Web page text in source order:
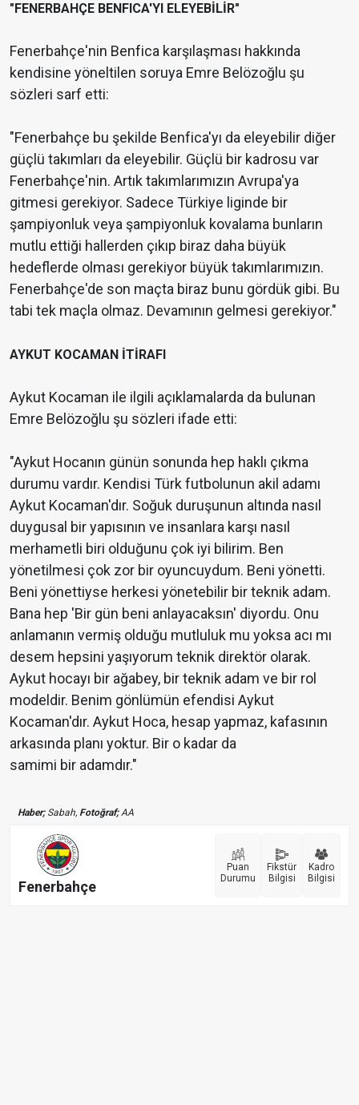
"FENERBAHÇE BENFICA'YI ELEYEBİLİR"
Fenerbahçe'nin Benfica karşılaşması hakkında
kendisine yöneltilen soruya Emre Belözoğlu şu
sözleri sarf etti:
"Fenerbahçe bu şekilde Benfica'yı da eleyebilir diğer
güçlü takımları da eleyebilir. Güçlü bir kadrosu var
Fenerbahçe'nin. Artık takımlarımızın Avrupa'ya
gitmesi gerekiyor. Sadece Türkiye liginde bir
şampiyonluk veya şampiyonluk kovalama bunların
mutlu ettiği hallerden çıkıp biraz daha büyük
hedeflerde olması gerekiyor büyük takımlarımızın.
Fenerbahçe'de son maçta biraz bunu gördük gibi. Bu
tabi tek maçla olmaz. Devamının gelmesi gerekiyor."
AYKUT KOCAMAN İTİRAFI
Aykut Kocaman ile ilgili açıklamalarda da bulunan
Emre Belözoğlu şu sözleri ifade etti:
"Aykut Hocanın günün sonunda hep haklı çıkma
durumu vardır. Kendisi Türk futbolunun akil adamı
Aykut Kocaman'dır. Soğuk duruşunun altında nasıl
duygusal bir yapısının ve insanlara karşı nasıl
merhametli biri olduğunu çok iyi bilirim. Ben
yönetilmesi çok zor bir oyuncuydum. Beni yönetti.
Beni yönettiyse herkesi yönetebilir bir teknik adam.
Bana hep 'Bir gün beni anlayacaksın' diyordu. Onu
anlamanın vermiş olduğu mutluluk mu yoksa acı mı
desem hepsini yaşıyorum teknik direktör olarak.
Aykut hocayı bir ağabey, bir teknik adam ve bir rol
modeldir. Benim gönlümün efendisi Aykut
Kocaman'dır. Aykut Hoca, hesap yapmaz, kafasının
arkasında planı yoktur. Bir o kadar da
samimi bir adamdır."
Haber;Sabah, Fotoğraf;AA
Fenerbahçe
Puan
Durumu
Fikstür
Bilgisi
Kadro
Bilgisi